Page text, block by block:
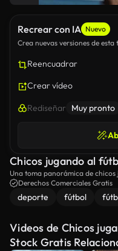
Recrear con IA Nuevo
Crea nuevas versiones de esta
Reencuadrar
Crear vídeo
Rediseñar Muy pronto
Chicos jugando al
Una toma panorámica de
Derechos Comerciales Gratis
deporte fútbol
Videos de Chicos
Stock Gratis